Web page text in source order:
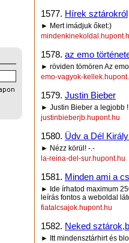
1577. Hírek sztárokról
► Mert imádjuk őket:)
1578. az emo
► röviden tömören Az
emo-vagyok-
1579. Justin Bieber
► Justin Bieber a legjobb
justinbieberjb.hupont.hu
1580. Üdv a Dél
► Nézz körül! -.-
la-reina-del-sur.hupont.hu
1581. Minden ami a
► Ide írhatod maximum
leírás fontos a weboldal
fiatalcsajok.hupont.hu
1582. Neked
► Itt mindensztárhirt és